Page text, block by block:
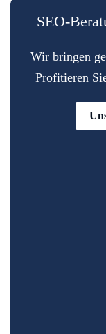
SEO-
Wir bringen
Profitieren